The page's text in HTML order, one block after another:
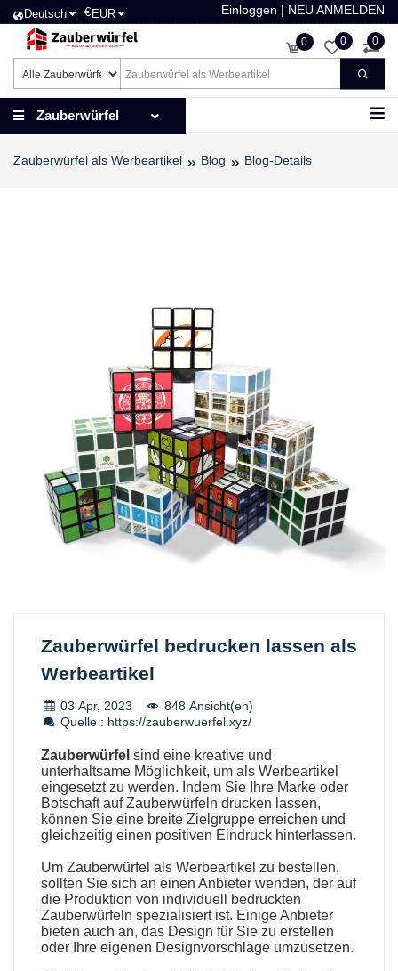
Deutsch € EUR Einloggen | NEU ANMELDEN
0 0 0
Zauberwürfel
Zauberwürfel als Werbeartikel Blog Blog-Details
Zauberwürfel bedrucken lassen als
Werbeartikel
03 Apr, 2023
848 Ansicht(en)
Quelle : https://zauberwuerfel.xyz/
Zauberwürfel sind eine kreative und
unterhaltsame Möglichkeit, um als Werbeartikel
eingesetzt zu werden. Indem Sie Ihre Marke oder
Botschaft auf Zauberwürfeln drucken lassen,
können Sie eine breite Zielgruppe erreichen und
gleichzeitig einen positiven Eindruck hinterlassen.
Um Zauberwürfel als Werbeartikel zu bestellen,
sollten Sie sich an einen Anbieter wenden, der auf
die Produktion von individuell bedruckten
Zauberwürfeln spezialisiert ist. Einige Anbieter
bieten auch an, das Design für Sie zu erstellen
oder Ihre eigenen Designvorschläge umzusetzen.